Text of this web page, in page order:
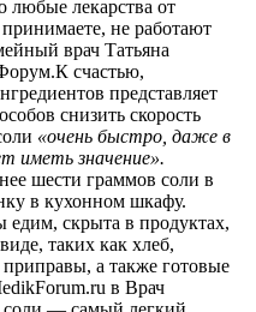
любые лекарства от
не работают
врач Татьяна
счастью,
представляет
снизить скорость
«очень быстро, даже в
иметь значение».
шести граммов соли в
в кухонном шкафу.
едим, скрыта в продуктах,
таких как хлеб,
приправы, а также готовые
в Врач